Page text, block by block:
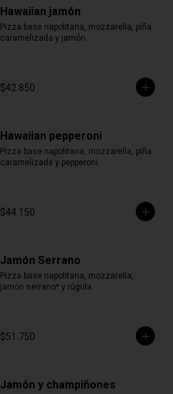
Hawaiian jamón
Pizza base napolitana, mozzarella, piña
caramelizada y jamón
$42.850
Hawaiian pepperoni
Pizza base napolitana, mozzarella, piña
caramelizada y pepperoni.
$44.150
Jamón Serrano
Pizza base napolitana, mozzarella,
jamón serrano* y rúgula.
$51.750
Jamón y champiñones